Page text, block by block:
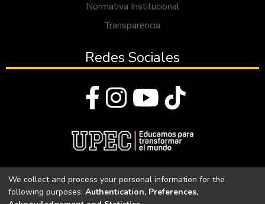
Normativa Institucional
Transparencia
Redes Sociales
Universidad Politécnica Estatal del Carchi
We collect and process your personal information for the
following purposes: Authentication, Preferences,